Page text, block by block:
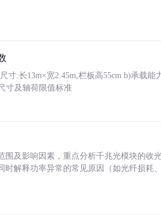
寸:长13m×宽2.45m,栏板高55cm b)承载能
寸及轴荷限值标准
及影响因素，重点分析千兆光模块的收
时解释功率异常的常见原因（如光纤损耗